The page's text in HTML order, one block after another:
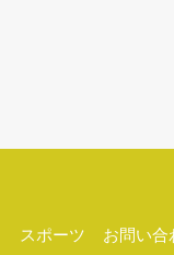
スポーツ お問い合